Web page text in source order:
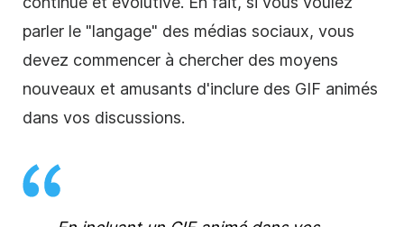
parler le "langage" des médias sociaux, vous
devez commencer à chercher des moyens
nouveaux et amusants d'inclure des GIF animés
dans vos discussions.